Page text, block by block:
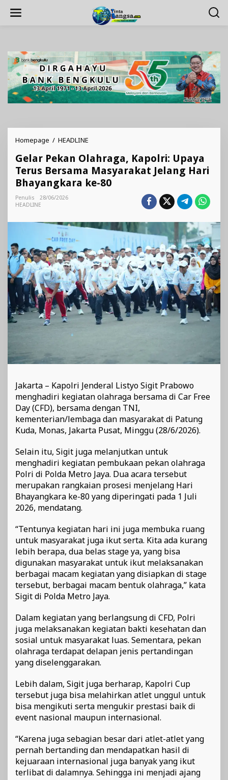
Homepage / HEADLINE
Olahraga,
Kapolri:
Upaya
Terus
Hari
Bhayangkara
80
Gelar Pekan Olahraga, Kapolri: Upaya
Terus Bersama Masyarakat Jelang Hari
Bhayangkara ke-80
Penulis
28/06/2026
HEADLINE
Jakarta – Kapolri Jenderal Listyo Sigit Prabowo
menghadiri kegiatan olahraga bersama di Car Free
Day (CFD), bersama dengan TNI,
kementerian/lembaga dan masyarakat di Patung
Kuda, Monas, Jakarta Pusat, Minggu (28/6/2026).
Selain itu, Sigit juga melanjutkan untuk
menghadiri kegiatan pembukaan pekan olahraga
Polri di Polda Metro Jaya. Dua acara tersebut
merupakan rangkaian prosesi menjelang Hari
Bhayangkara ke-80 yang diperingati pada 1 Juli
2026, mendatang.
“Tentunya kegiatan hari ini juga membuka ruang
untuk masyarakat juga ikut serta. Kita ada kurang
lebih berapa, dua belas stage ya, yang bisa
digunakan masyarakat untuk ikut melaksanakan
berbagai macam kegiatan yang disiapkan di stage
tersebut, berbagai macam bentuk olahraga,” kata
Sigit di Polda Metro Jaya.
Dalam kegiatan yang berlangsung di CFD, Polri
juga melaksanakan kegiatan bakti kesehatan dan
sosial untuk masyarakat luas. Sementara, pekan
olahraga terdapat delapan jenis pertandingan
yang diselenggarakan.
Lebih dalam, Sigit juga berharap, Kapolri Cup
tersebut juga bisa melahirkan atlet unggul untuk
bisa mengikuti serta mengukir prestasi baik di
event nasional maupun internasional.
“Karena juga sebagian besar dari atlet-atlet yang
pernah bertanding dan mendapatkan hasil di
kejuaraan internasional juga banyak yang ikut
terlibat di dalamnya. Sehingga ini menjadi ajang